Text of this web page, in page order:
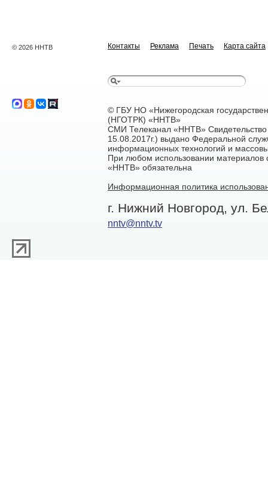
© 2026 ННТВ Контакты Реклама Печать Карта сайта
© ГБУ НО «Нижегородская
(НГОТРК) «ННТВ»
СМИ Телеканал «ННТВ»
15.08.2017г.) выдано Федеральной
информационных технологий и
При любом использовании материалов
«ННТВ» обязательна
Информационная политика
г. Нижний Новгород, ул.
nntv@nntv.tv